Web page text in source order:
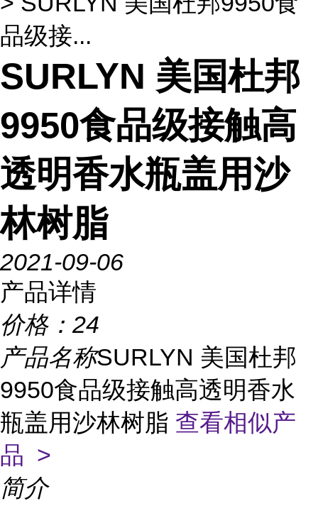
品级接...
SURLYN 美国杜邦
9950食品级接触高
透明香水瓶盖用沙
林树脂
2021-09-06
产品详情
价格： 24
产品名称SURLYN 美国杜邦
9950食品级接触高透明香水
瓶盖用沙林树脂 查看相似产
品 >
简介